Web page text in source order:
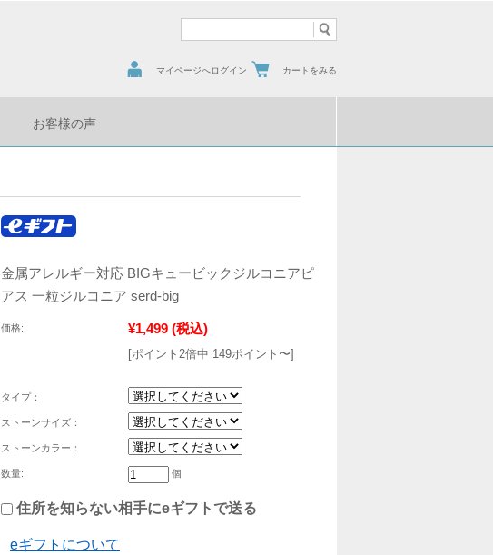
マイページへログイン カートをみる
お客様の声
金属アレルギー対応 BIGキュービックジルコニアピ
アス 一粒ジルコニア serd-big
価格: ¥1,499 (税込)
[ポイント2倍中 149ポイント〜]
タイプ：
ストーンサイズ：
ストーンカラー：
数量: 個
住所を知らない相手にeギフトで送る
eギフトについて